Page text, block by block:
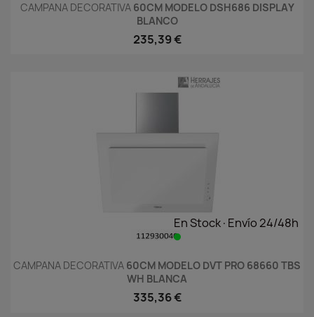
CAMPANA DECORATIVA 60CM MODELO DSH686 DISPLAY
BLANCO
235,39 €
En Stock·Envío 24/48h
CAMPANA DECORATIVA 60CM MODELO DVT PRO 68660 TBS
WH BLANCA
335,36 €